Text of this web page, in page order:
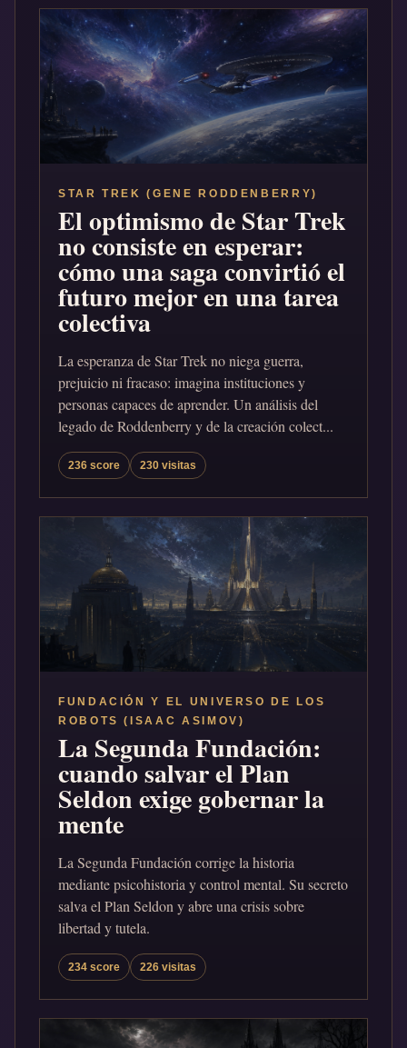
STAR TREK (GENE RODDENBERRY)
El optimismo de Star Trek
no consiste en esperar:
cómo una saga convirtió el
futuro mejor en una tarea
colectiva
La esperanza de Star Trek no niega guerra,
prejuicio ni fracaso: imagina instituciones y
personas capaces de aprender. Un análisis del
legado de Roddenberry y de la creación colect...
236 score 230 visitas
FUNDACIÓN Y EL UNIVERSO DE LOS
ROBOTS (ISAAC ASIMOV)
La Segunda Fundación:
cuando salvar el Plan
Seldon exige gobernar la
mente
La Segunda Fundación corrige la historia
mediante psicohistoria y control mental. Su secreto
salva el Plan Seldon y abre una crisis sobre
libertad y tutela.
234 score 226 visitas